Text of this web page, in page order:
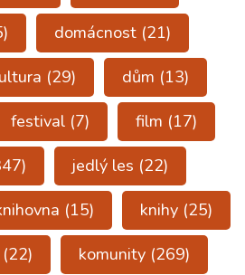
domácnost (21)
(29) dům (13)
festival(7) film (17)
jedlý les (22)
(15) knihy(25)
komunity(269)